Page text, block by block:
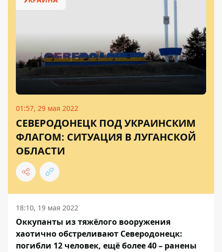
01:57, 29 мая 2022
СЕВЕРОДОНЕЦК ПОД УКРАИНСКИМ
ФЛАГОМ: СИТУАЦИЯ В ЛУГАНСКОЙ
ОБЛАСТИ
18:10, 19 мая 2022
Оккупанты из тяжёлого вооружения
хаотично обстреливают Северодонецк:
погибли 12 человек, ещё более 40 – ранены